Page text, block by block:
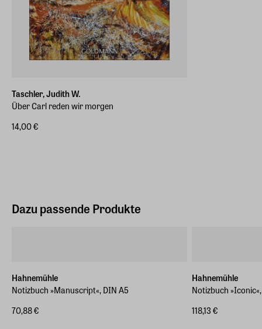
Taschler, Judith W.
Über Carl reden wir morgen
14,00 €
Dazu passende Produkte
Hahnemühle
Notizbuch »Manuscript«, DIN A5
70,88 €
Hahnemühle
Notizbuch
118,13 €